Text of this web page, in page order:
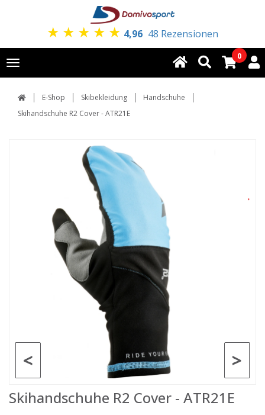
★ ★ ★ ★ ★ 4,96 48 Rezensionen
Toggle
navigation
0
E-Shop Skibekleidung
Handschuhe
Skihandschuhe R2 Cover - ATR21E
>
<
Skihandschuhe R2 Cover - ATR21E